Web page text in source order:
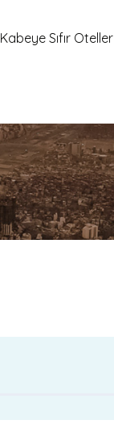
Kabeye Sıfır Oteller